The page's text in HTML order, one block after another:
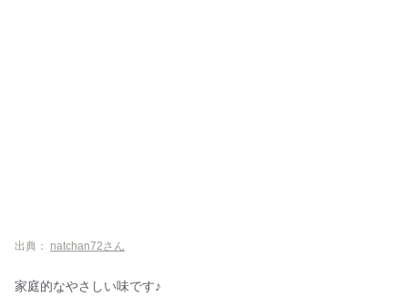
出典： natchan72さん
家庭的なやさしい味です♪